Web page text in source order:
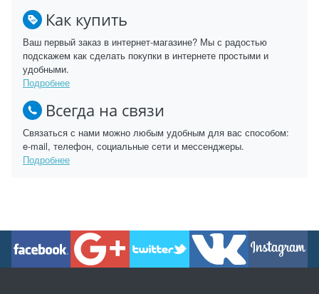
Как купить
Ваш первый заказ в интернет-магазине? Мы с радостью
подскажем как сделать покупки в интернете простыми и
удобными.
Подробнее
Всегда на связи
Связаться с нами можно любым удобным для вас способом:
e-mail, телефон, социальные сети и мессенджеры.
Подробнее